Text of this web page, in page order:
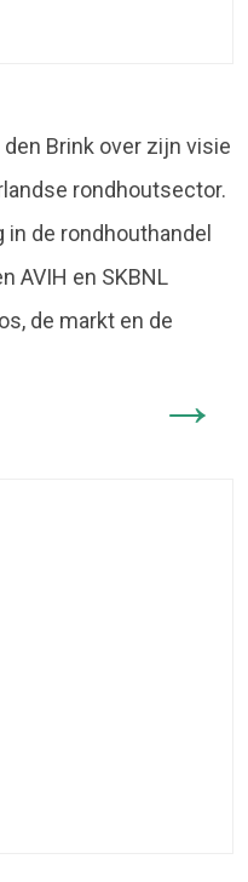
Brink over zijn visie
rondhoutsector.
de rondhouthandel
AVIH en SKBNL
de markt en de